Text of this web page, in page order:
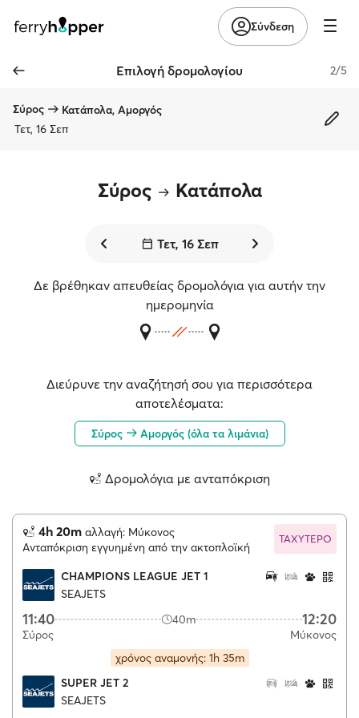
Σύνδεση
Επιλογή δρομολογίου 2/5
Σύρος
Κατάπολα, Αμοργός
Τετ, 16 Σεπ
Σύρος Κατάπολα
Τετ, 16 Σεπ
Δε βρέθηκαν απευθείας δρομολόγια για αυτήν την
ημερομηνία
Διεύρυνε την αναζήτησή σου για περισσότερα
αποτελέσματα:
Σύρος Αμοργός (όλα τα λιμάνια)
Δρομολόγια με ανταπόκριση
4h 20m αλλαγή: Μύκονος
Ανταπόκριση εγγυημένη από την ακτοπλοϊκή
ΤΑΧΥΤΕΡΟ
CHAMPIONS LEAGUE JET 1
SEAJETS
11:40 40m 12:20
Σύρος
Μύκονος
χρόνος αναμονής: 1h 35m
SUPER JET 2
SEAJETS